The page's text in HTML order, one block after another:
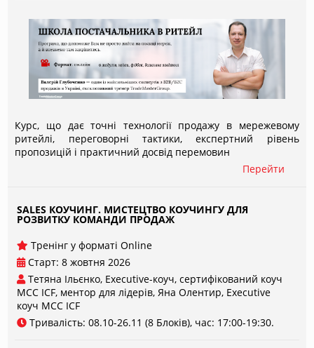
Курс, що дає точні технології продажу в мережевому
ритейлі, переговорні тактики, експертний рівень
пропозицій і практичний досвід перемовин
Перейти
SALES КОУЧИНГ. МИСТЕЦТВО КОУЧИНГУ ДЛЯ
РОЗВИТКУ КОМАНДИ ПРОДАЖ
Тренінг у форматі Online
Старт: 8 жовтня 2026
Тетяна Ільєнко, Executive-коуч, сертифікований коуч
МСС ICF, ментор для лідерів Яна Олентир, Executive
коуч МСС ICF
Тривалість: 08.10-26.11 (8 Блоків), час: 17:00-19:30.